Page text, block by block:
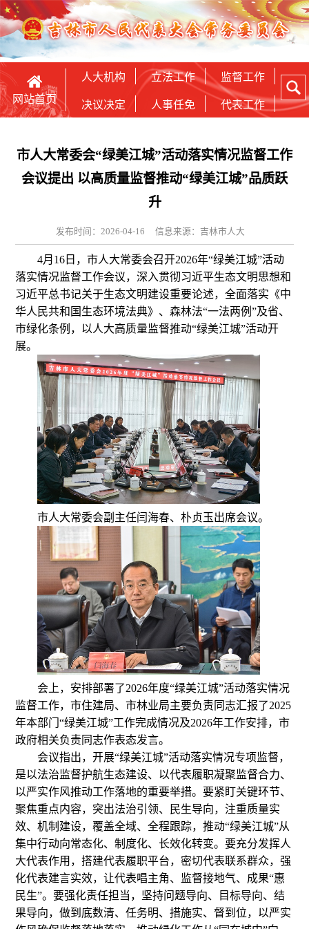
网站首页
人大机构 立法工作 监督工作
决议决定 人事任免 代表工作
市人大常委会“绿美江城”活动落实情况监督工作
会议提出 以高质量监督推动“绿美江城”品质跃
升
发布时间：2026-04-16 信息来源：吉林市人大
4月16日，市人大常委会召开2026年“绿美江城”活动
落实情况监督工作会议，深入贯彻习近平生态文明思想和
习近平总书记关于生态文明建设重要论述，全面落实《中
华人民共和国生态环境法典》、森林法“一法两例”及省、
市绿化条例，以人大高质量监督推动“绿美江城”活动开
展。
市人大常委会副主任闫海春、朴贞玉出席会议。
会上，安排部署了2026年度“绿美江城”活动落实情况
监督工作，市住建局、市林业局主要负责同志汇报了2025
年本部门“绿美江城”工作完成情况及2026年工作安排，市
政府相关负责同志作表态发言。
会议指出，开展“绿美江城”活动落实情况专项监督，
是以法治监督护航生态建设、以代表履职凝聚监督合力、
以严实作风推动工作落地的重要举措。要紧盯关键环节、
聚焦重点内容，突出法治引领、民生导向，注重质量实
效、机制建设，覆盖全域、全程跟踪，推动“绿美江城”从
集中行动向常态化、制度化、长效化转变。要充分发挥人
大代表作用，搭建代表履职平台，密切代表联系群众，强
化代表建言实效，让代表唱主角、监督接地气、成果“惠
民生”。要强化责任担当，坚持问题导向、目标导向、结
果导向，做到底数清、任务明、措施实、督到位，以严实